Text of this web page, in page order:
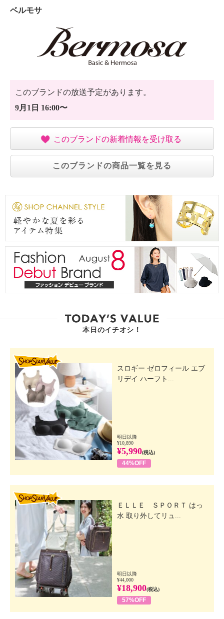
ベルモサ
このブランドの放送予定があります。
9月1日 16:00〜
このブランドの新着情報を受け取る
このブランドの商品一覧を見る
本日のイチオシ！
スロギー ゼロフィール エブ
リデイ ハーフト...
明日以降
¥10,890
¥5,990(税込)
44%OFF
ＥＬＬＥ ＳＰＯＲＴ はっ
水 取り外してリュ...
明日以降
¥44,000
¥18,900(税込)
57%OFF